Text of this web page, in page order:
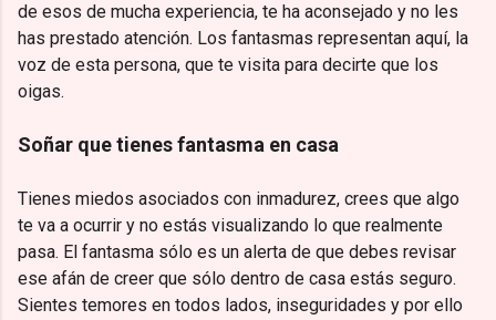
de esos de mucha experiencia, te ha aconsejado y no les
has prestado atención. Los fantasmas representan aquí, la
voz de esta persona, que te visita para decirte que los
oigas.
Soñar que tienes fantasma en casa
Tienes miedos asociados con inmadurez, crees que algo
te va a ocurrir y no estás visualizando lo que realmente
pasa. El fantasma sólo es un alerta de que debes revisar
ese afán de creer que sólo dentro de casa estás seguro.
Sientes temores en todos lados, inseguridades y por ello